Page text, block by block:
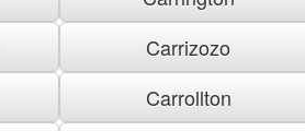
Carrizozo
Carrollton